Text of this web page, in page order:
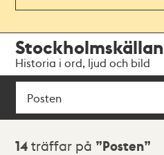
navigationen
huvudinnehållet
Stockholmskällan
Historia i ord, ljud och bild
Sök
Sökresultat
14 träffar på Posten